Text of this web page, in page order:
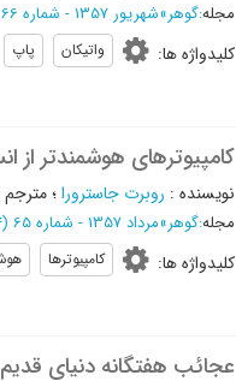
مجله:گوهر»شهریور 1357 - شماره 66
کلیدواژه ها: واتیکان پاپ
کامپیوترهای هوشمندتر از
نویسنده : روبرت جاسترورا؛مترجم
مجله:گوهر»مرداد 1357 - شماره 65 (‎4 صفحه -
کلیدواژه ها: کامپیوترها
عجائب هفتگانه دنیای قدیم